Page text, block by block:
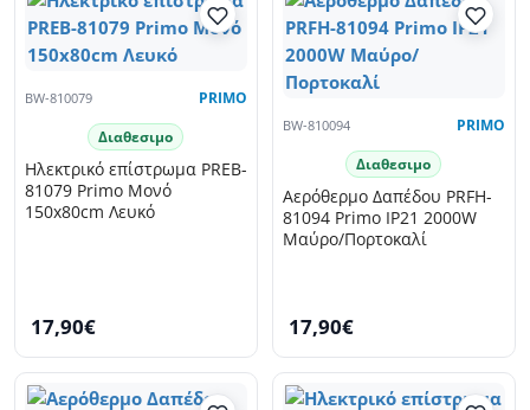
BW-810079 PRIMO
Διαθεσιμο
Ηλεκτρικό επίστρωμα PREB-
81079 Primo Μονό
150x80cm Λευκό
17,90€
BW-810094 PRIMO
Διαθεσιμο
Αερόθερμο Δαπέδου PRFH-
81094 Primo IP21 2000W
Μαύρο/Πορτοκαλί
17,90€